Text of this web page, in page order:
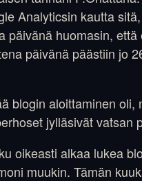
Analyticsin kautta
päivänä huomasin,
päivänä päästiin jo
blogin aloittaminen oli,
jylläsivät vatsan
oikeasti alkaa lukea
muukin. Tämän